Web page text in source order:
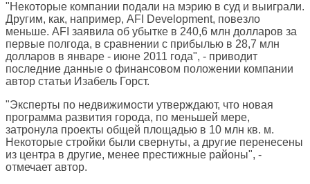
"Некоторые компании подали на мэрию в суд и выиграли.
Другим, как, например, AFI Development, повезло
меньше. AFI заявила об убытке в 240,6 млн долларов за
первые полгода, в сравнении с прибылью в 28,7 млн
долларов в январе - июне 2011 года", - приводит
последние данные о финансовом положении компании
автор статьи Изабель Горст.
"Эксперты по недвижимости утверждают, что новая
программа развития города, по меньшей мере,
затронула проекты общей площадью в 10 млн кв. м.
Некоторые стройки были свернуты, а другие перенесены
из центра в другие, менее престижные районы", -
отмечает автор.